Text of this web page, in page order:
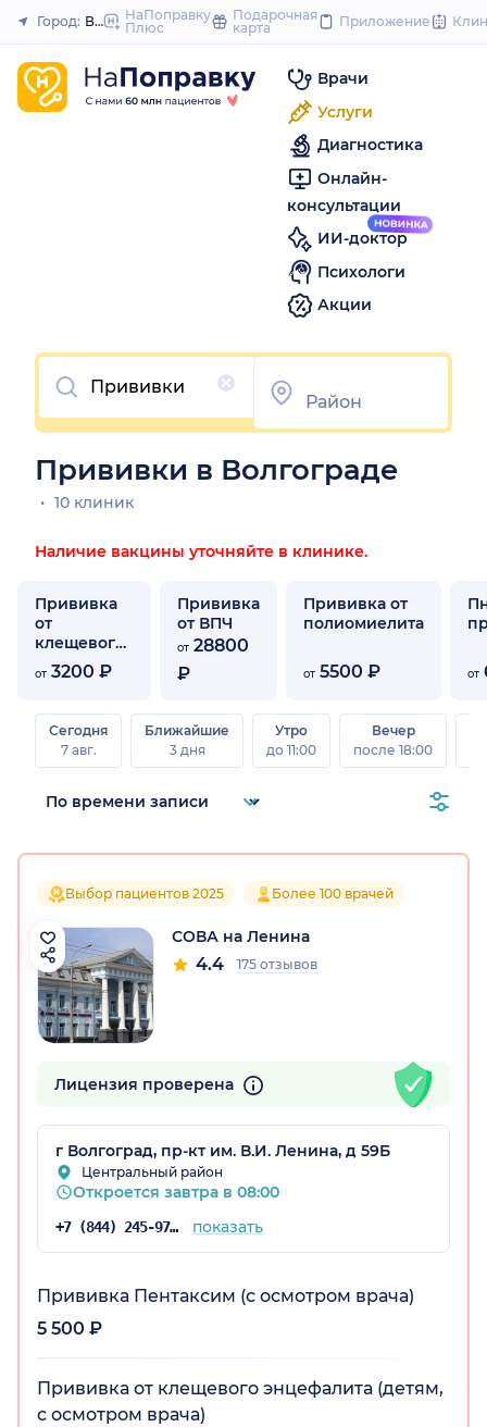
to
Закрыть
Город: ВолгоградНаПоправку
Плюс
Подарочная
карта
Приложение
Врачи
Услуги
Диагностика
Онлайн-
консультации
ИИ-доктор
Психологи
Акции
Очистить
Прививки в Волгограде
10 клиник
Наличие вакцины уточняйте в клинике.
Прививка
от
клещевого
энцефалита
от 3200 ₽
Прививка
от ВПЧ
от 28800
₽
Прививка от
полиомиелита
от 5500 ₽ от
Сегодня
7 авг.
Ближайшие
3 дня
Утро
до 11:00
Вечер
после 18:00
Выбор пациентов 2025 Более 100 врачей
СОВА на Ленина
4.4 175 отзывов
Лицензия проверена
г Волгоград, пр-кт им. В.И. Ленина, д 59Б
Центральный район
Откроется завтра в 08:00
+7 (844) 245-97-65 показать
Прививка Пентаксим (с осмотром врача)
5 500 ₽
Прививка от клещевого энцефалита (детям,
с осмотром врача)